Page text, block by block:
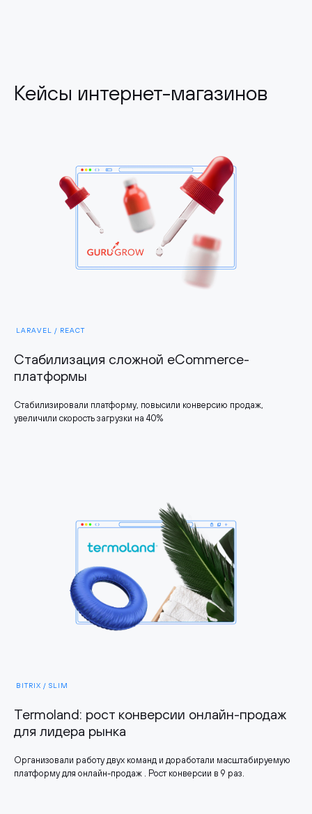
Кейсы интернет-магазинов
LARAVEL / REAСT
Стабилизация сложной eCommerce-
платформы
Стабилизировали платформу, повысили конверсию продаж,
увеличили скорость загрузки на 40%
BITRIX / SLIM
Termoland: рост конверсии онлайн-продаж
для лидера рынка
Организовали работу двух команд и доработали масштабируемую
платформу для онлайн-продаж . Рост конверсии в 9 раз.